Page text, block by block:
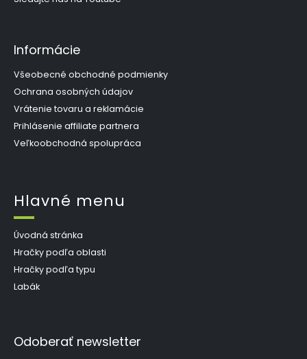
Informácie
Všeobecné obchodné podmienky
Ochrana osobných údajov
Vrátenie tovaru a reklamácie
Prihlásenie affiliate partnera
Veľkoobchodná spolupráca
Hlavné menu
Úvodná stránka
Hračky podľa oblasti
Hračky podľa typu
Labák
Odoberať newsletter